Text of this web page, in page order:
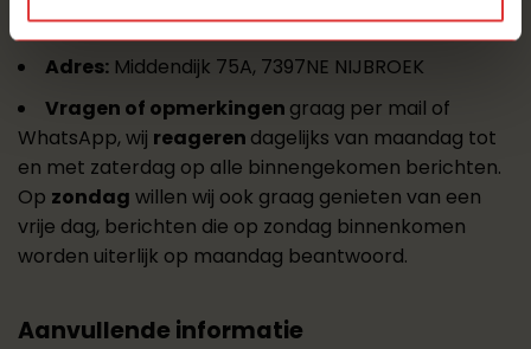
aanwezig.
Adres: Middendijk 75A, 7397NE NIJBROEK
Vragen of opmerkingen graag per mail of
WhatsApp, wij reageren dagelijks van maandag tot
en met zaterdag op alle binnengekomen berichten.
Op zondag willen wij ook graag genieten van een
vrije dag, berichten die op zondag binnenkomen
worden uiterlijk op maandag beantwoord.
Aanvullende informatie